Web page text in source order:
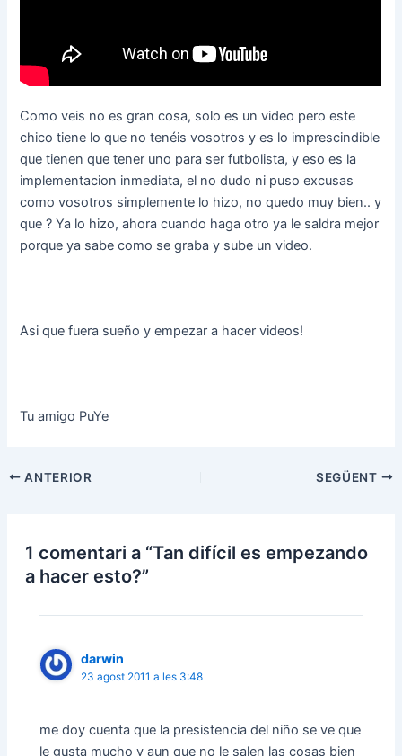
Como veis no es gran cosa, solo es un video pero este
chico tiene lo que no tenéis vosotros y es lo imprescindible
que tienen que tener uno para ser futbolista, y eso es la
implementacion inmediata, el no dudo ni puso excusas
como vosotros simplemente lo hizo, no quedo muy bien.. y
que ? Ya lo hizo, ahora cuando haga otro ya le saldra mejor
porque ya sabe como se graba y sube un video.
Asi que fuera sueño y empezar a hacer videos!
Tu amigo PuYe
Navegació
ANTERIOR SEGÜENT
1 comentari a “Tan difícil es empezando
a hacer esto?”
darwin
23 agost 2011 a les 3:48
me doy cuenta que la presistencia del niño se ve que
le gusta mucho y aun que no le salen las cosas bien